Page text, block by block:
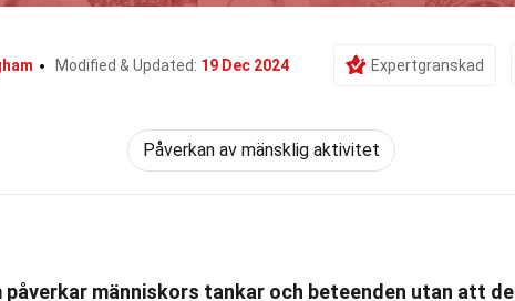
Modified & Updated: 19 Dec 2024 Expertgranskad
Påverkan av mänsklig aktivitet
människors tankar och beteenden utan att de